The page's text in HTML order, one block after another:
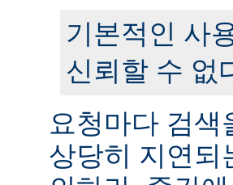
기본적인 사
신뢰할 수 없
요청마다 검
상당히 지연되